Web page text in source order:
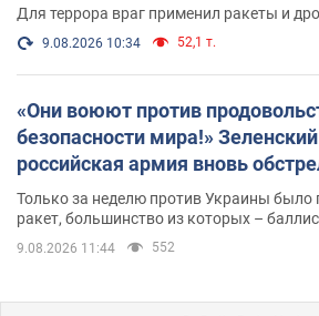
Для террора враг применил ракеты и
9.08.2026 10:34 52,1 т.
«Они воюют против
безопасности мира!»
российская армия вновь
Одессе
Только за неделю против Украины было
ракет, большинство из которых –
9.08.2026 11:44 552